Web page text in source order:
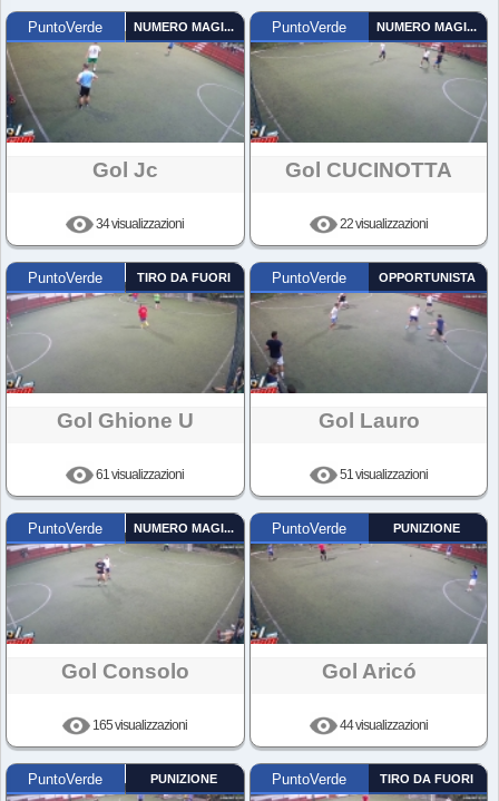
PuntoVerde NUMERO MAGICO
Gol Jc
34 visualizzazioni
PuntoVerde NUMERO MAGICO
Gol CUCINOTTA
22 visualizzazioni
PuntoVerde TIRO DA FUORI
Gol Ghione U
61 visualizzazioni
PuntoVerde OPPORTUNISTA
Gol Lauro
51 visualizzazioni
PuntoVerde NUMERO MAGICO
Gol Consolo
165 visualizzazioni
PuntoVerde PUNIZIONE
Gol Aricó
44 visualizzazioni
PuntoVerde PUNIZIONE PuntoVerde TIRO DA FUORI